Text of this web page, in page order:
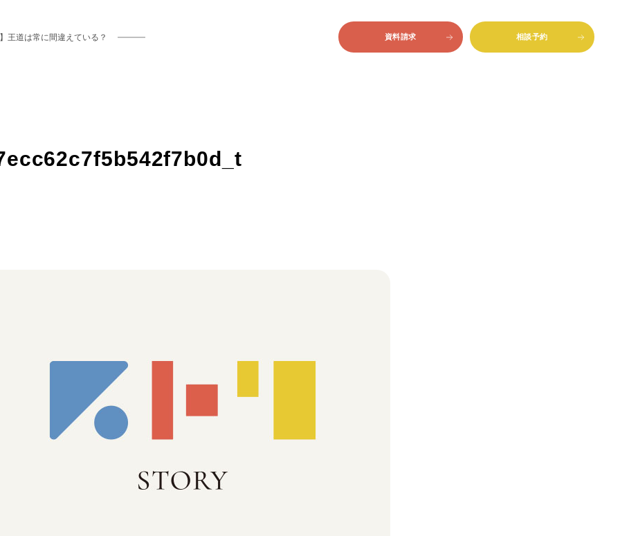
王道は常に間違えている？ 資料請求 相談予約